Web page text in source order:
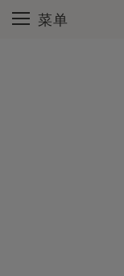
菜单